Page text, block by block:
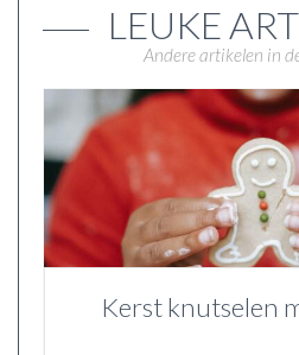
LEUKE
Andere artikelen in
Kerst knutselen